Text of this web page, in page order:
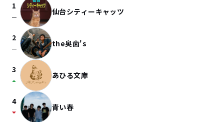
1
check_indeterminate_small 仙台シティーキャッツ
2
check_indeterminate_small the奥歯's
3
arrow_drop_up あひる文庫
4
arrow_drop_down 青い春